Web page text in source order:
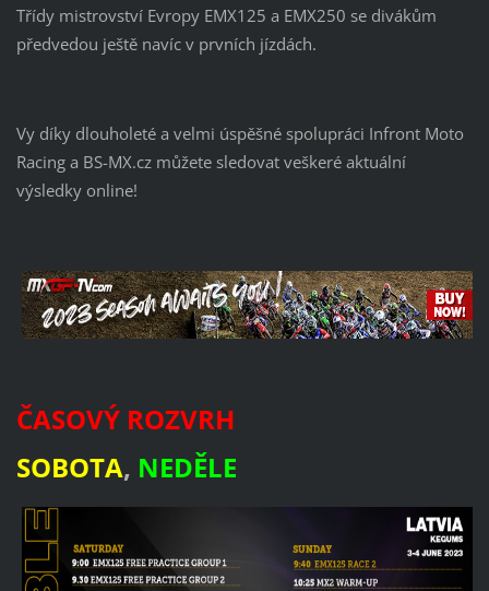
Třídy mistrovství Evropy EMX125 a EMX250 se divákům
předvedou ještě navíc v prvních jízdách.
Vy díky dlouholeté a velmi úspěšné spolupráci Infront Moto
Racing a BS-MX.cz můžete sledovat veškeré aktuální
výsledky online!
ČASOVÝ ROZVRH
SOBOTA, NEDĚLE